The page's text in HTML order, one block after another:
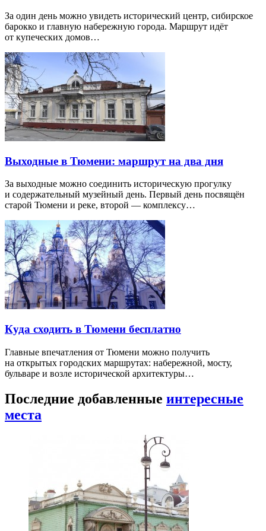
За один день можно увидеть исторический центр, сибирское
барокко и главную набережную города. Маршрут идёт
от купеческих домов…
Выходные в Тюмени: маршрут на два дня
За выходные можно соединить историческую прогулку
и содержательный музейный день. Первый день посвящён
старой Тюмени и реке, второй — комплексу…
Куда сходить в Тюмени бесплатно
Главные впечатления от Тюмени можно получить
на открытых городских маршрутах: набережной, мосту,
бульваре и возле исторической архитектуры…
Последние добавленные интересные
места